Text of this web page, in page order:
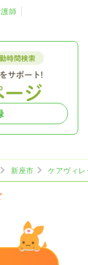
師
新座市
ケアヴィ